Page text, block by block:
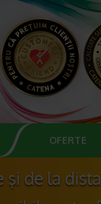
OFERTE